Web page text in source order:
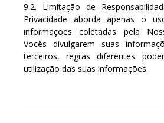
9.2. Limitação de
Privacidade aborda apenas o
informações coletadas pela
Vocês divulgarem suas
terceiros, regras diferentes
utilização das suas informações.